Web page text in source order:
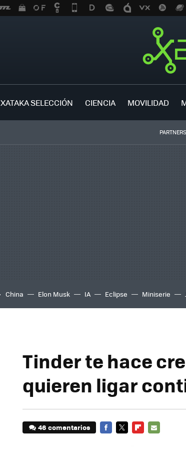
XATAKA SELECCIÓN CIENCIA MOVILIDAD
PARTNERS
China Elon Musk IA Eclipse Miniserie
Tinder te hace
quieren ligar
46 comentarios